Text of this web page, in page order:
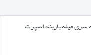
سری میله باربند اسپرت